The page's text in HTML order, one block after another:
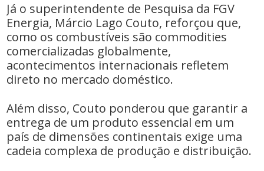
Já o superintendente de Pesquisa da FGV
Energia, Márcio Lago Couto, reforçou que,
como os combustíveis são commodities
comercializadas globalmente,
acontecimentos internacionais refletem
direto no mercado doméstico.
Além disso, Couto ponderou que garantir a
entrega de um produto essencial em um
país de dimensões continentais exige uma
cadeia complexa de produção e distribuição.